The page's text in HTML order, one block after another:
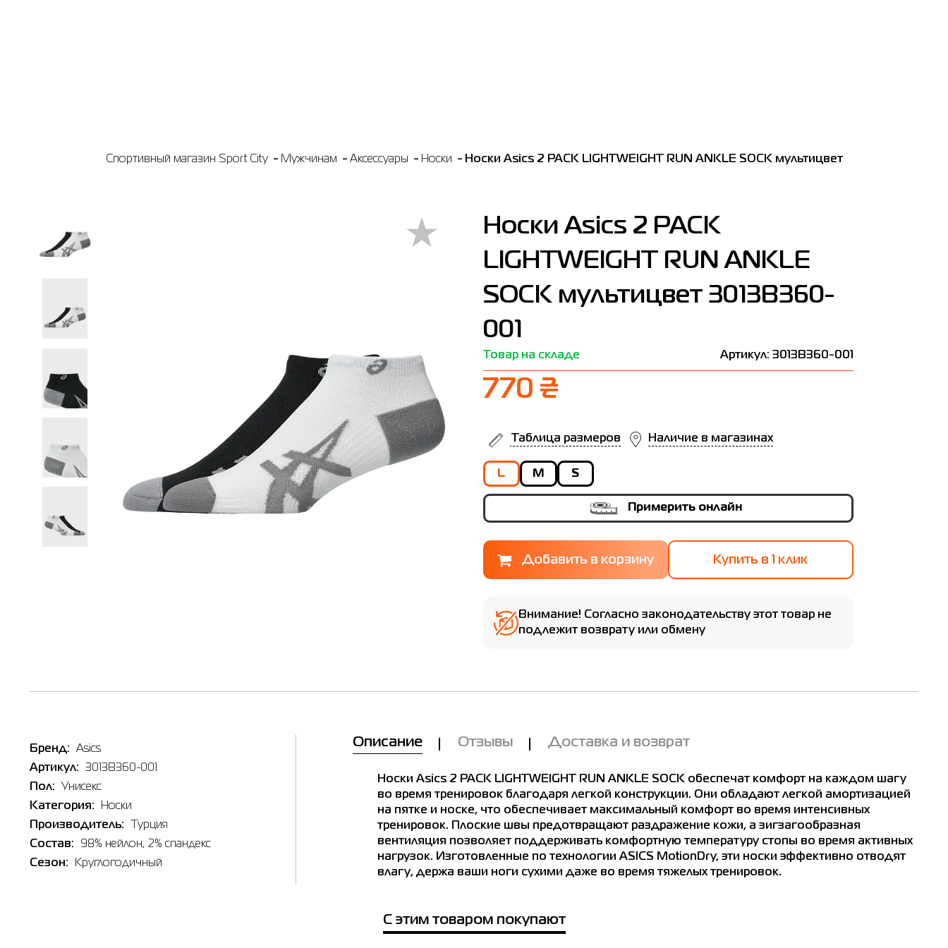
Спортивный магазин Sport City Мужчинам Аксессуары Носки Носки Asics 2 PACK LIGHTWEIGHT RUN ANKLE SOCK мультицвет
Носки Asics 2 PACK
LIGHTWEIGHT RUN ANKLE
SOCK мультицвет 3013B360-
001
Товар на складе Артикул: 3013B360-001
770 ₴
Наличие в магазинах
Таблица размеров
Наличие в магазинах
L M S
Примерить онлайн
Купить в 1 клик
Внимание! Согласно законодательству этот товар не
подлежит возврату или обмену
Бренд:
Asics
Артикул:
3013B360-001
Пол:
Унисекс
Категория:
Носки
Производитель:
Турция
Состав:
98% нейлон, 2% спандекс
Сезон:
Круглогодичный
Описание Отзывы Доставка и возврат
Носки Asics 2 PACK LIGHTWEIGHT RUN ANKLE SOCK обеспечат комфорт на каждом шагу
во время тренировок благодаря легкой конструкции. Они обладают легкой амортизацией
на пятке и носке, что обеспечивает максимальный комфорт во время интенсивных
тренировок. Плоские швы предотвращают раздражение кожи, а зигзагообразная
вентиляция позволяет поддерживать комфортную температуру стопы во время активных
нагрузок. Изготовленные по технологии ASICS MotionDry, эти носки эффективно отводят
влагу, держа ваши ноги сухими даже во время тяжелых тренировок.
С этим товаром покупают